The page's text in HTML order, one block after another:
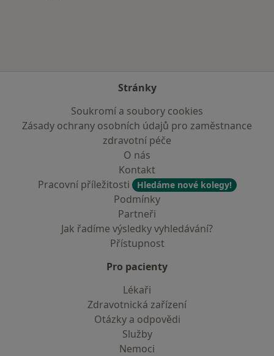
Stránky
Soukromí a soubory cookies
Zásady ochrany osobních údajů pro zaměstnance
zdravotní péče
O nás
Kontakt
Pracovní příležitosti
Hledáme nové kolegy!
Podmínky
Partneři
Jak řadíme výsledky vyhledávání?
Přístupnost
Pro pacienty
Lékaři
Zdravotnická zařízení
Otázky a odpovědi
Služby
Nemoci